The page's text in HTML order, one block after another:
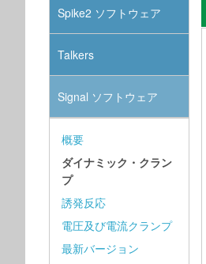
Spike2 ソフトウェア
Talkers
Signal ソフトウェア
概要
ダイナミック・クラン
プ
誘発反応
電圧及び電流クランプ
最新バージョン